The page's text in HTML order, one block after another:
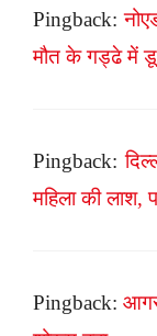
Pingback:
मौत के गड्ढे में डू
Pingback:
महिला की लाश, प
Pingback: